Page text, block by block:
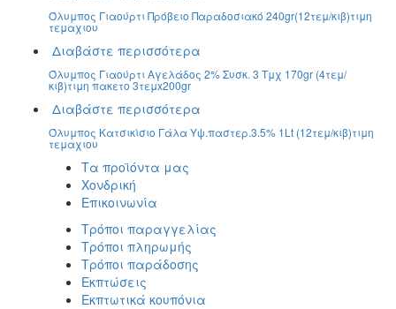
Όλυμπος Γιαούρτι Πρόβειο Παραδοσιακό 240gr(12τεμ/κιβ)τιμη
τεμαχιου
Διαβάστε περισσότερα
Όλυμπος Γιαούρτι Αγελάδος 2% Συσκ. 3 Τμχ 170gr (4τεμ/
κιβ)τιμη πακετο 3τεμx200gr
Διαβάστε περισσότερα
Όλυμπος Κατσικίσιο Γάλα Υψ.παστερ.3.5% 1Lt (12τεμ/κιβ)τιμη
τεμαχιου
Τα προϊόντα μας
Χονδρική
Επικοινωνία
Τρόποι παραγγελίας
Τρόποι πληρωμής
Τρόποι παράδοσης
Εκπτώσεις
Εκπτωτικά κουπόνια